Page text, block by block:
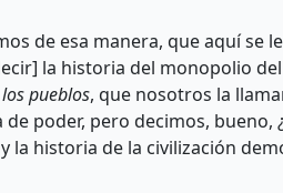
de esa manera, que aquí se
la historia del monopolio
pueblos, que nosotros la
poder, pero decimos,
la historia de la civilización